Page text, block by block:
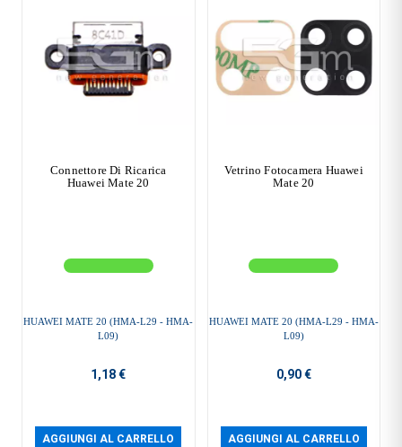
Connettore Di Ricarica
Huawei Mate 20
HUAWEI MATE 20 (HMA-L29 - HMA-
L09)
1,18 €
AGGIUNGI AL CARRELLO
Vetrino Fotocamera Huawei
Mate 20
HUAWEI MATE 20 (HMA-L29 - HMA-
L09)
0,90 €
AGGIUNGI AL CARRELLO